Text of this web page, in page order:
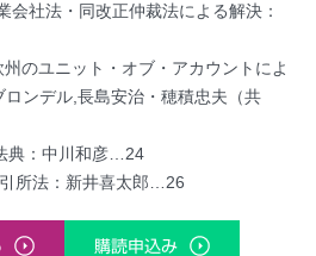
会社法・同改正仲裁法による解決：
のユニット・オブ・アカウントによ
ンデル,長島安治・穂積忠夫（共
典：中川和彦…24
所法：新井喜太郎…26
購読申込み